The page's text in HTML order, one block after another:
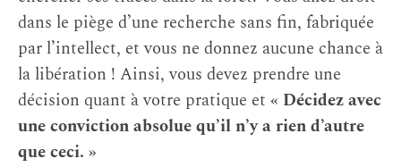
dans le piège d’une recherche sans fin, fabriquée
par l’intellect, et vous ne donnez aucune chance à
la libération ! Ainsi, vous devez prendre une
décision quant à votre pratique et « Décidez avec
une conviction absolue qu’il n’y a rien d’autre
que ceci. »